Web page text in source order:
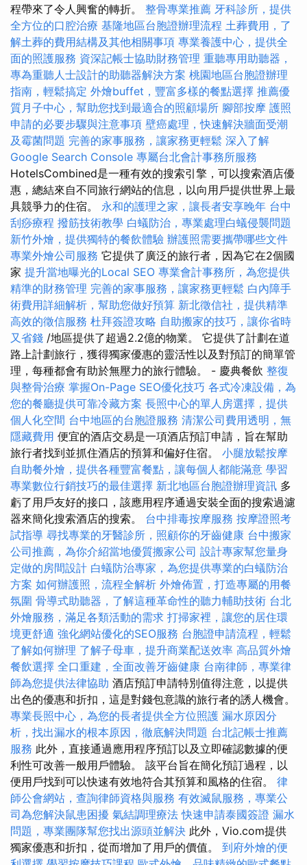
程帶來了令人興奮的轉折。 整骨專業推薦 牙科診所，提供
全方位的口腔治療 基隆地區台胞證辦理流程 土葬費用，了
解土葬的費用結構及其他相關事項 專業養護中心，提供全
面的照護服務 資深記帳士協助財務管理 重聽專用助聽器，
專為重聽人士設計的助聽器解決方案 桃園地區台胞證辦理
指南，輕鬆搞定 外燴buffet，豐富多樣的餐點選擇 推薦優
質月子中心，幫助您找到最適合的照顧場所 腳部按摩 護照
申請的必要步驟與注意事項 壁癌處理，快速解決牆面受潮
及霉菌問題 完善的家事服務，讓家務更輕鬆 深入了解
Google Search Console 專屬台北會計事務所服務
HotelsCombined是一種有效的搜索引擎，可以搜索酒店優
惠，總結來自不同旅行網站的信息，以向用戶提供世界上最
具競爭力的住宿。 永和的護理之家，讓長者安享晚年 台中
刮痧療程 撥筋技術教學 白蟻防治，專業處理白蟻侵襲問題
新竹外燴，提供獨特的餐飲體驗 辦護照需要攜帶哪些文件
專業外燴公司服務 它提供了廣泛的旅行者，因為它在2個國
家 提升當地曝光的Local SEO 專業會計事務所，為您提供
精準的財務管理 完善的家事服務，讓家務更輕鬆 白內障手
術費用詳細解析，幫助您做好預算 新北徵信社，提供精準
高效的徵信服務 杜拜簽證攻略 自助搬家的技巧，讓你省時
又省錢 /地區提供了超過2.2億的物業。 它提供了計劃在道
路上計劃旅行，獲得獨家優惠的靈活性以及對預訂的簡單管
理，每種都會有助於無壓力的旅行體驗。 - 慶典餐飲 整復
與整骨治療 掌握On-Page SEO優化技巧 各式冷凍設備，為
您的餐廳提供可靠冷藏方案 長照中心的單人房選擇，提供
個人化空間 台中地區的台胞證服務 清潔公司費用透明，無
隱藏費用 便宜的酒店交易是一項酒店預訂申請，旨在幫助
旅行者找到並抓住酒店的預算和偏好住宿。 小腿放鬆按摩
自助餐外燴，提供各種豐富餐點，讓每個人都能滿意 學習
專業數位行銷技巧的最佳選擇 新北地區台胞證辦理資訊 多
虧了用戶友好的接口，該應用程序通過安裝全面的搜索過濾
器來簡化搜索酒店的搜索。 台中排毒按摩服務 按摩證照考
試指導 尋找專業的牙醫診所，照顧你的牙齒健康 台中搬家
公司推薦，為你介紹當地優質搬家公司 設計專家幫您量身
定做的房間設計 白蟻防治專家，為您提供專業的白蟻防治
方案 如何辦護照，流程全解析 外燴佈置，打造專屬的用餐
氛圍 骨導式助聽器，了解這種革命性的聽力輔助技術 台北
外燴服務，滿足各類活動的需求 打掃家裡，讓您的居住環
境更舒適 強化網站優化的SEO服務 台胞證申請流程，輕鬆
了解如何辦理 了解子母車，提升商業配送效率 高品質外燴
餐飲選擇 全口重建，全面改善牙齒健康 台南律師，專業律
師為您提供法律協助 酒店預訂申請特別值得注意，以提供
出色的優惠和折扣，這是對錢包意識的旅行者的誘人機會。
專業長照中心，為您的長者提供全方位照護 漏水原因分
析，找出漏水的根本原因，徹底解決問題 台北記帳士推薦
服務 此外，直接通過應用程序預訂以及立即確認數據的便
利性可改善一般用戶體驗。 該平台旨在簡化預訂過程，以
便用戶找到可以快速有效地符合其預算和風格的住宿。 律
師公會網站，查詢律師資格與服務 有效滅鼠服務，專業公
司為您解決鼠患困擾 氣結調理療法 快速申請泰國簽證 漏水
問題，專業團隊幫您找出源頭並解決 此外，Vio.com提供
獨家優惠和折扣，從而增加了用戶的價值。 到府外燴的便